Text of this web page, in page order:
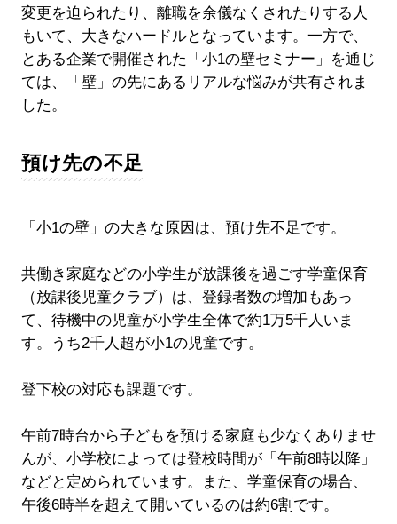
変更を迫られたり、離職を余儀なくされたりする人
もいて、大きなハードルとなっています。一方で、
とある企業で開催された「小1の壁セミナー」を通じ
ては、「壁」の先にあるリアルな悩みが共有されま
した。
預け先の不足
「小1の壁」の大きな原因は、預け先不足です。
共働き家庭などの小学生が放課後を過ごす学童保育
（放課後児童クラブ）は、登録者数の増加もあっ
て、待機中の児童が小学生全体で約1万5千人いま
す。うち2千人超が小1の児童です。
登下校の対応も課題です。
午前7時台から子どもを預ける家庭も少なくありませ
んが、小学校によっては登校時間が「午前8時以降」
などと定められています。また、学童保育の場合、
午後6時半を超えて開いているのは約6割です。